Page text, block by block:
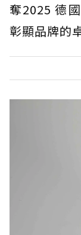
奪2025 德
彰顯品牌的